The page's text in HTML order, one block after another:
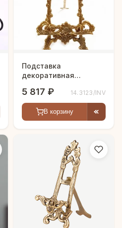
Подставка
декоративная
5 817 ₽ 14.3123/INV
В корзину